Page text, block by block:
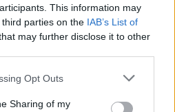
This information may
parties on the IAB’s List of
may further disclose it to other
app uses one or more Google
behaviour. You may click to
Opt Outs
Sharing of my
σκηνές ζηλοτυπίας στον